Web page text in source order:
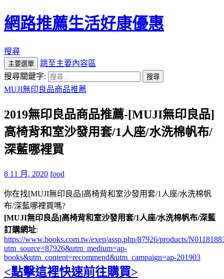
網路推薦生活好康優惠
搜尋
主要選單
跳至主要內容區
搜尋關鍵字:
MUJI無印良品商品推薦
2019無印良品商品推薦-[MUJI無印良品]
高椅背和室沙發用套/1人座/水洗棉帆布/
深藍哪裡買
8 11 月, 2020 food
你在找[MUJI無印良品]高椅背和室沙發用套/1人座/水洗棉帆
布/深藍哪裡買嗎?
[MUJI無印良品]高椅背和室沙發用套/1人座/水洗棉帆布/深藍
訂購網址:
https://www.books.com.tw/exep/assp.php/87926/products/
utm_source=87926&utm_medium=ap-
books&utm_content=recommend&utm_campaign=ap-201903
<點擊這裡快速前往購買>